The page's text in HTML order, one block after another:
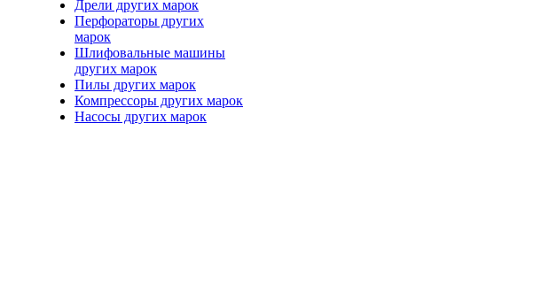
Дрели других марок
Перфораторы других
марок
Шлифовальные машины
других марок
Пилы других марок
Компрессоры других марок
Насосы других марок